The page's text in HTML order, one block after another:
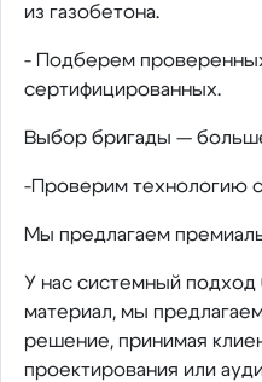
из газобетона.
- Подберем
сертифицированных.
Выбор бригады —
-Проверим технологию
Мы предлагаем
У нас системный
материал, мы
решение, принимая
проектирования или